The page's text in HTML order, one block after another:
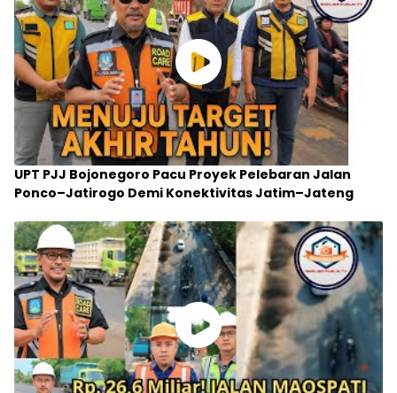
UPT PJJ Bojonegoro Pacu Proyek Pelebaran Jalan
Ponco–Jatirogo Demi Konektivitas Jatim–Jateng